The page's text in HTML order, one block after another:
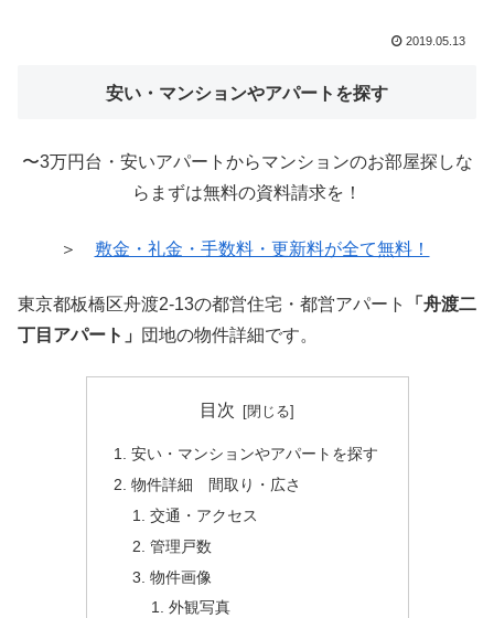
2019.05.13
安い・マンションやアパートを探す
〜3万円台・安いアパートからマンションのお部屋探しな
らまずは無料の資料請求を！
＞ 敷金・礼金・手数料・更新料が全て無料！
東京都板橋区舟渡2-13の都営住宅・都営アパート
「舟渡二
丁目アパート」
団地の物件詳細です。
目次
安い・マンションやアパートを探す
物件詳細 間取り・広さ
交通・アクセス
管理戸数
物件画像
外観写真